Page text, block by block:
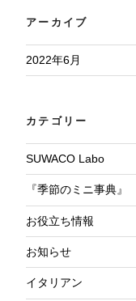
アーカイブ
2022年6月
カテゴリー
SUWACO Labo
『季節のミニ事典』
お役立ち情報
お知らせ
イタリアン